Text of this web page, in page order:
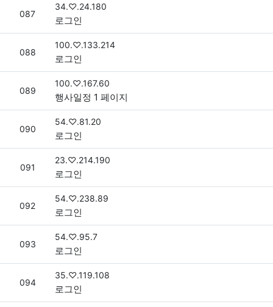
번호
087
접속자
34.♡.24.180
로그인
번호
088
접속자
100.♡.133.214
로그인
번호
089
접속자
100.♡.167.60
행사일정 1 페이지
번호
090
접속자
54.♡.81.20
로그인
번호
091
접속자
23.♡.214.190
로그인
번호
092
접속자
54.♡.238.89
로그인
번호
093
접속자
54.♡.95.7
로그인
번호
094
접속자
35.♡.119.108
로그인